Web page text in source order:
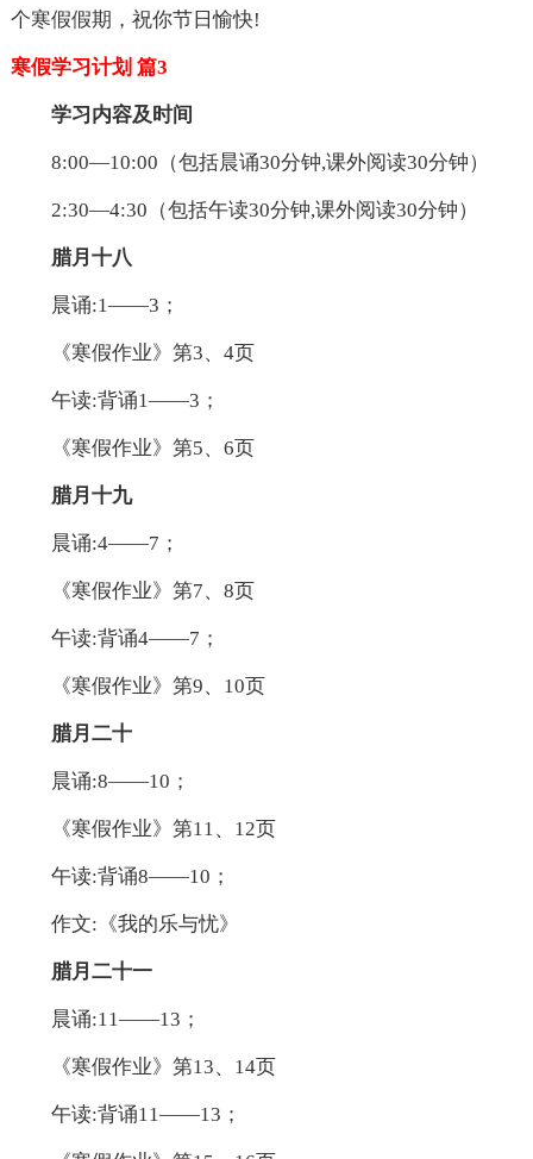
个寒假假期，祝你节日愉快!
寒假学习计划 篇3
学习内容及时间
8:00—10:00（包括晨诵30分钟,课外阅读30分钟）
2:30—4:30（包括午读30分钟,课外阅读30分钟）
腊月十八
晨诵:1——3；
《寒假作业》第3、4页
午读:背诵1——3；
《寒假作业》第5、6页
腊月十九
晨诵:4——7；
《寒假作业》第7、8页
午读:背诵4——7；
《寒假作业》第9、10页
腊月二十
晨诵:8——10；
《寒假作业》第11、12页
午读:背诵8——10；
作文:《我的乐与忧》
腊月二十一
晨诵:11——13；
《寒假作业》第13、14页
午读:背诵11——13；